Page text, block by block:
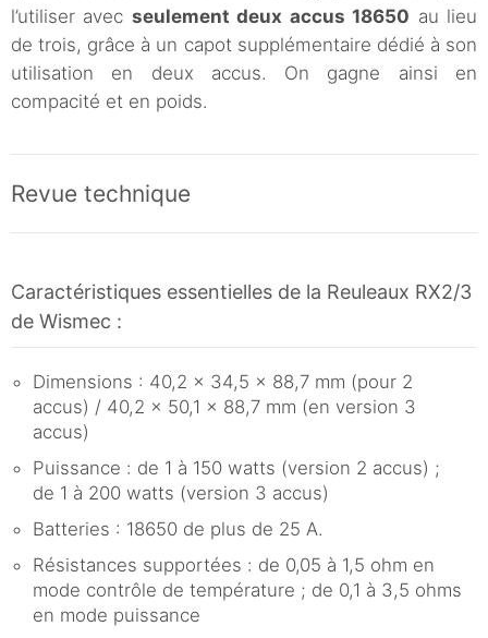
l’utiliser avec seulement deux accus 18650 au lieu
de trois, grâce à un capot supplémentaire dédié à son
utilisation en deux accus. On gagne ainsi en
compacité et en poids.
Revue technique
Caractéristiques essentielles de la Reuleaux RX2/3
de Wismec :
Dimensions : 40,2 x 34,5 x 88,7 mm (pour 2
accus) / 40,2 x 50,1 x 88,7 mm (en version 3
accus)
Puissance : de 1 à 150 watts (version 2 accus) ;
de 1 à 200 watts (version 3 accus)
Batteries : 18650 de plus de 25 A.
Résistances supportées : de 0,05 à 1,5 ohm en
mode contrôle de température ; de 0,1 à 3,5 ohms
en mode puissance